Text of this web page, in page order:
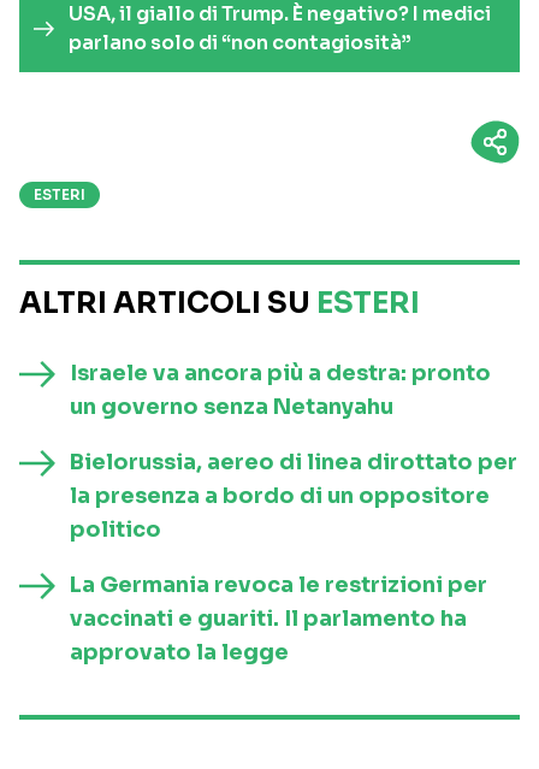
USA, il giallo di Trump. È negativo? I medici
parlano solo di “non contagiosità”
ESTERI
ALTRI ARTICOLI SU ESTERI
Israele va ancora più a destra: pronto
un governo senza Netanyahu
Bielorussia, aereo di linea dirottato per
la presenza a bordo di un oppositore
politico
La Germania revoca le restrizioni per
vaccinati e guariti. Il parlamento ha
approvato la legge